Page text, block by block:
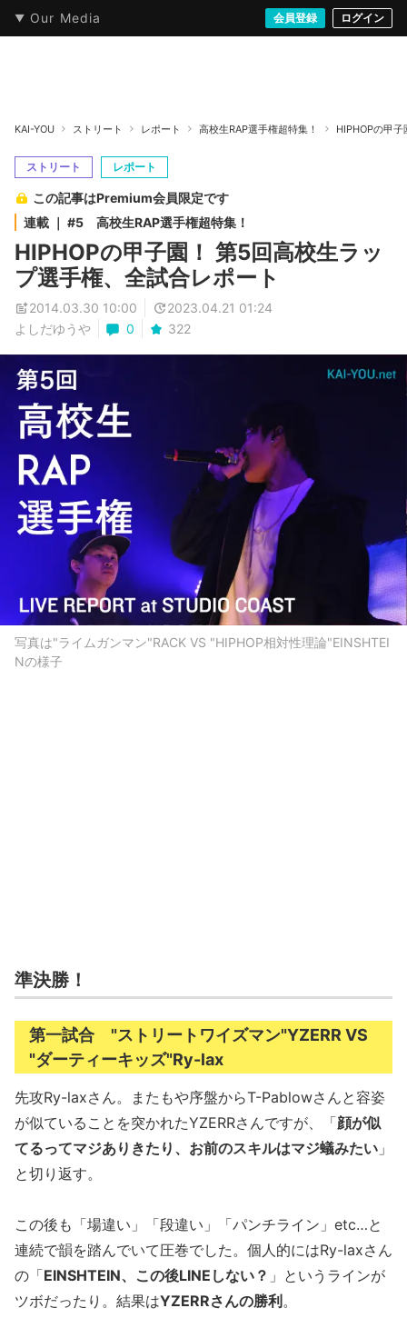
Our Media 会員登録 ログイン
本・文芸 情報化社会 音楽・映像 ゲームストリート
KAI-YOU ストリート レポート 高校生RAP選手権超特集！ HIPHOPの甲
ストリート レポート
この記事はPremium会員限定です
連載 ｜ #5 高校生RAP選手権超特集！
HIPHOPの甲子園！ 第5回高校生ラッ
プ選手権、全試合レポート
2014.03.30 10:00
2023.04.21 01:24
よしだゆうや
0 322
写真は"ライムガンマン"RACK VS "HIPHOP相対性理論"EINSHTEI
Nの様子
準決勝！
第一試合 "ストリートワイズマン"YZERR VS
"ダーティーキッズ"Ry-lax
先攻Ry-laxさん。またもや序盤からT-Pablowさんと容姿
が似ていることを突かれたYZERRさんですが、「顔が似
てるってマジありきたり、お前のスキルはマジ蟻みたい 」
と切り返す。
この後も「場違い」「段違い」「パンチライン」etc…と
連続で韻を踏んでいて圧巻でした。個人的にはRy-laxさん
の「EINSHTEIN、この後LINEしない？ 」というラインが
ツボだったり。結果はYZERRさんの勝利。